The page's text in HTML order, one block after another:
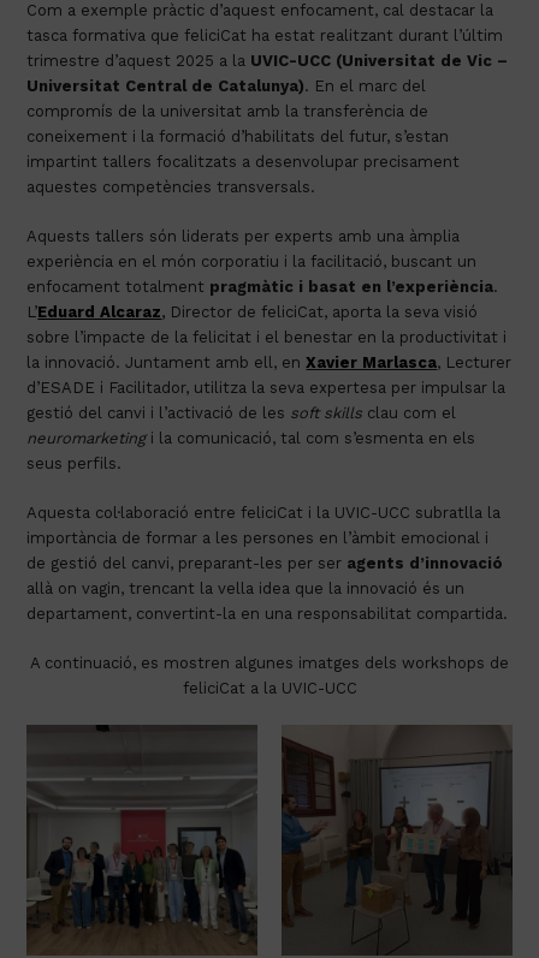
Com a exemple pràctic d’aquest enfocament, cal destacar la
tasca formativa que feliciCat ha estat realitzant durant l’últim
trimestre d’aquest 2025 a la UVIC-UCC (Universitat de Vic –
Universitat Central de Catalunya). En el marc del
compromís de la universitat amb la transferència de
coneixement i la formació d’habilitats del futur, s’estan
impartint tallers focalitzats a desenvolupar precisament
aquestes competències transversals.
Aquests tallers són liderats per experts amb una àmplia
experiència en el món corporatiu i la facilitació, buscant un
enfocament totalment pragmàtic i basat en l’experiència.
L’Eduard Alcaraz, Director de feliciCat, aporta la seva visió
sobre l’impacte de la felicitat i el benestar en la productivitat i
la innovació. Juntament amb ell, enXavier Marlasca, Lecturer
d’ESADE i Facilitador, utilitza la seva expertesa per impulsar la
gestió del canvi i l’activació de les soft skills clau com el
neuromarketingi la comunicació, tal com s’esmenta en els
seus perfils.
Aquesta col·laboració entre feliciCat i la UVIC-UCC subratlla la
importància de formar a les persones en l’àmbit emocional i
de gestió del canvi, preparant-les per ser agents d’innovació
allà on vagin, trencant la vella idea que la innovació és un
departament, convertint-la en una responsabilitat compartida.
A continuació, es mostren algunes imatges dels workshops de
feliciCat a la UVIC-UCC